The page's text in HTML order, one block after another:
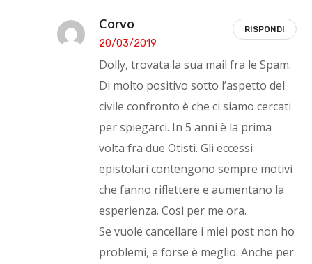
Corvo
20/03/2019
Dolly, trovata la sua mail fra le Spam.
Di molto positivo sotto l’aspetto del
civile confronto è che ci siamo cercati
per spiegarci. In 5 anni è la prima
volta fra due Otisti. Gli eccessi
epistolari contengono sempre motivi
che fanno riflettere e aumentano la
esperienza. Così per me ora.
Se vuole cancellare i miei post non ho
problemi, e forse è meglio. Anche per
RISPONDI